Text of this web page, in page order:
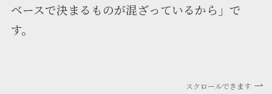
ベースで決まるものが混ざっているから」で
す。
スクロールできます